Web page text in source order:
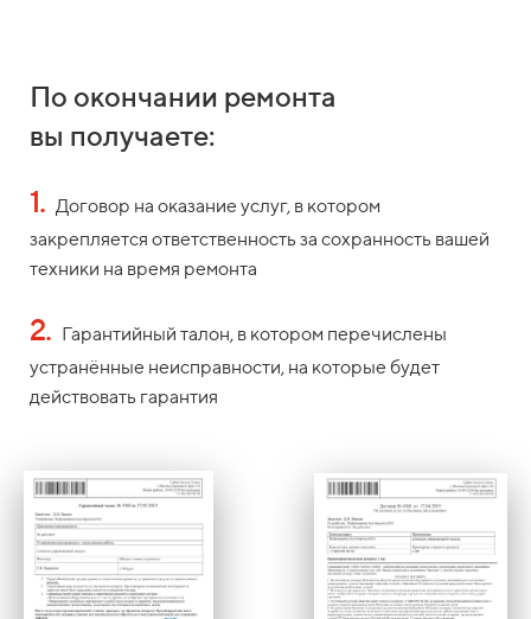
По окончании ремонта
вы получаете:
1. Договор на оказание услуг, в котором
закрепляется ответственность за сохранность вашей
техники на время ремонта
2. Гарантийный талон, в котором перечислены
устранённые неисправности, на которые будет
действовать гарантия